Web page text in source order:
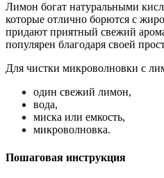
Лимон богат натуральными
которые отлично борются с
придают приятный свежий
популярен благодаря своей
Для чистки микроволновки с
один свежий лимон,
вода,
миска или емкость,
микроволновка.
Пошаговая инструкция